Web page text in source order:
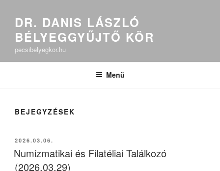
DR. DANIS LÁSZLÓ
BÉLYEGGYŰJTŐ KÖR
pecsibelyegkor.hu
Menü
BEJEGYZÉSEK
2026.03.06.
Numizmatikai és Filatéliai Találkozó
(2026.03.29)